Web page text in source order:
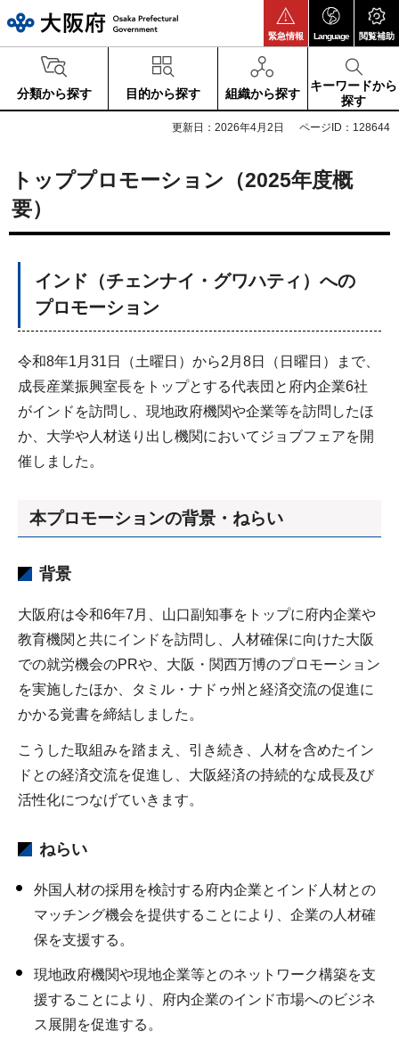
緊急情報 Language 閲覧補助
分類から探す 目的から探す 組織から探す
キーワードから
探す
更新日：2026年4月2日 ページID：128644
トッププロモーション（2025年度概
要）
インド（チェンナイ・グワハティ）への
プロモーション
令和8年1月31日（土曜日）から2月8日（日曜日）まで、
成長産業振興室長をトップとする代表団と府内企業6社
がインドを訪問し、現地政府機関や企業等を訪問したほ
か、大学や人材送り出し機関においてジョブフェアを開
催しました。
本プロモーションの背景・ねらい
背景
大阪府は令和6年7月、山口副知事をトップに府内企業や
教育機関と共にインドを訪問し、人材確保に向けた大阪
での就労機会のPRや、大阪・関西万博のプロモーション
を実施したほか、タミル・ナドゥ州と経済交流の促進に
かかる覚書を締結しました。
こうした取組みを踏まえ、引き続き、人材を含めたイン
ドとの経済交流を促進し、大阪経済の持続的な成長及び
活性化につなげていきます。
ねらい
外国人材の採用を検討する府内企業とインド人材との
マッチング機会を提供することにより、企業の人材確
保を支援する。
現地政府機関や現地企業等とのネットワーク構築を支
援することにより、府内企業のインド市場へのビジネ
ス展開を促進する。